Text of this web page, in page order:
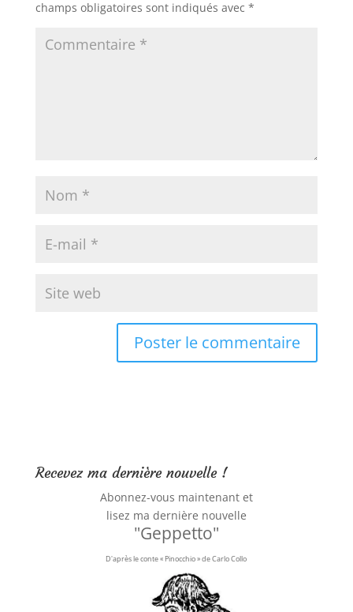
champs obligatoires sont indiqués avec *
Recevez ma dernière nouvelle !
Abonnez-vous maintenant et
lisez ma dernière nouvelle
"Geppetto"
D'après le conte « Pinocchio » de Carlo Collo